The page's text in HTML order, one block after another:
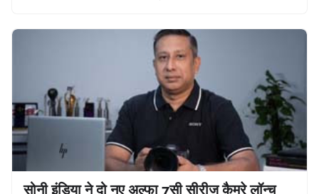
सोनी इंडिया ने दो नए अल्फा 7सी सीरीज कैमरे लॉन्च